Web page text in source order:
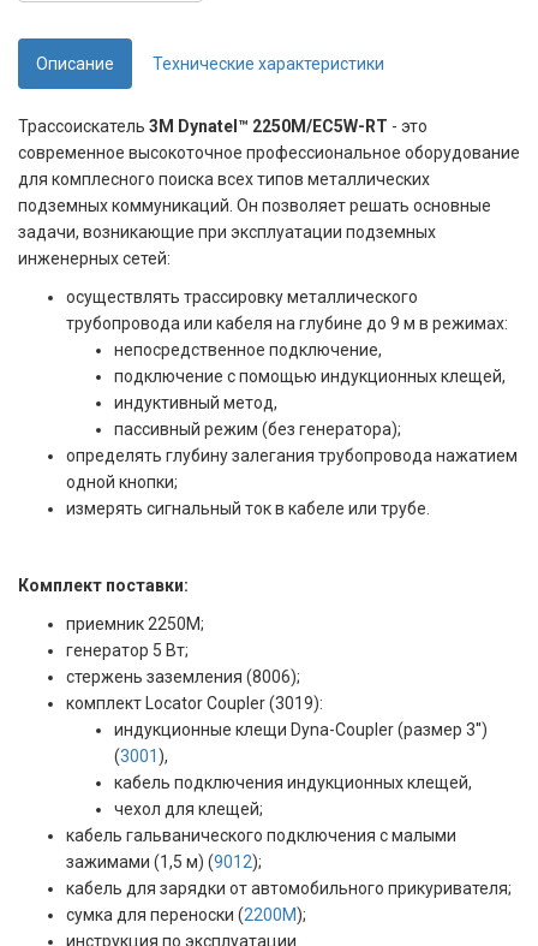
Описание Технические характеристики
Трассоискатель 3M Dynatel™ 2250М/EC5W-RT - это
современное высокоточное профессиональное оборудование
для комплесного поиска всех типов металлических
подземных коммуникаций. Он позволяет решать основные
задачи, возникающие при эксплуатации подземных
инженерных сетей:
осуществлять трассировку металлического
трубопровода или кабеля на глубине до 9 м в режимах:
непосредственное подключение,
подключение с помощью индукционных клещей,
индуктивный метод,
пассивный режим (без генератора);
определять глубину залегания трубопровода нажатием
одной кнопки;
измерять сигнальный ток в кабеле или трубе.
Комплект поставки:
приемник 2250M;
генератор 5 Вт;
стержень заземления (8006);
комплект Locator Coupler (3019):
индукционные клещи Dyna-Coupler (размер 3'')
(3001),
кабель подключения индукционных клещей,
чехол для клещей;
кабель гальванического подключения с малыми
зажимами (1,5 м) (9012);
кабель для зарядки от автомобильного прикуривателя;
сумка для переноски (2200M);
инструкция по эксплуатации.